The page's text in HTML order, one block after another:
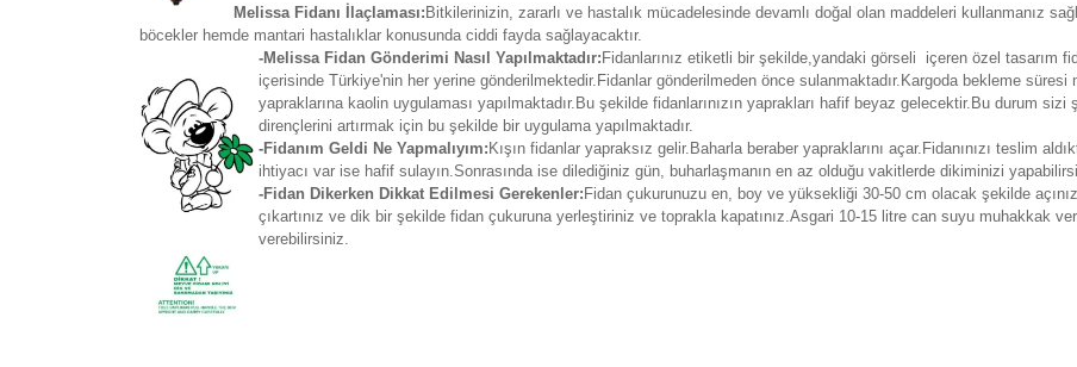
Melissa Fidanı İlaçlaması: Bitkilerinizin, zararlı ve hastalık mücadelesinde devamlı doğal olan maddeleri kullanmanız
böcekler hemde mantari hastalıklar konusunda ciddi fayda sağlayacaktır.
-Melissa Fidan Gönderimi Nasıl Yapılmaktadır: Fidanlarınız etiketli bir şekilde,yandaki görseli içeren özel tasarım
içerisinde Türkiye'nin her yerine gönderilmektedir.Fidanlar gönderilmeden önce sulanmaktadır.Kargoda bekleme
yapraklarına kaolin uygulaması yapılmaktadır.Bu şekilde fidanlarınızın yaprakları hafif beyaz gelecektir.Bu durum sizi
dirençlerini artırmak için bu şekilde bir uygulama yapılmaktadır.
-Fidanım Geldi Ne Yapmalıyım: Kışın fidanlar yapraksız gelir.Baharla beraber yapraklarını açar.Fidanınızı teslim
ihtiyacı var ise hafif sulayın.Sonrasında ise dilediğiniz gün, buharlaşmanın en az olduğu vakitlerde dikiminizi
-Fidan Dikerken Dikkat Edilmesi Gerekenler: Fidan çukurunuzu en, boy ve yüksekliği 30-50 cm olacak şekilde
çıkartınız ve dik bir şekilde fidan çukuruna yerleştiriniz ve toprakla kapatınız.Asgari 10-15 litre can suyu muhakkak
verebilirsiniz.